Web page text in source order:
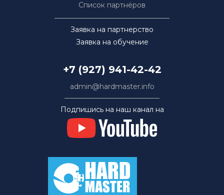
Список партнёров
Заявка на партнерство
Заявка на обучение
+7 (927) 941-42-42
admin@hardmaster.info
Подпишись на наш канал на